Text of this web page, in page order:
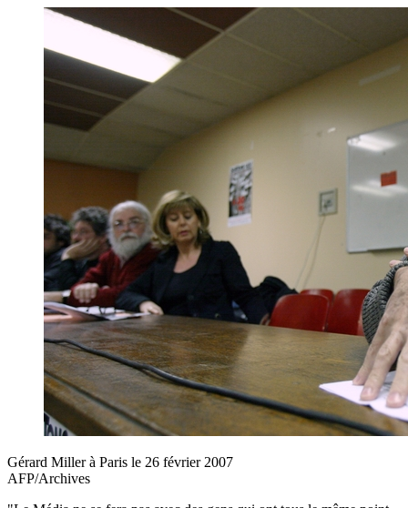
Gérard Miller à Paris le 26 février 2007
AFP/Archives